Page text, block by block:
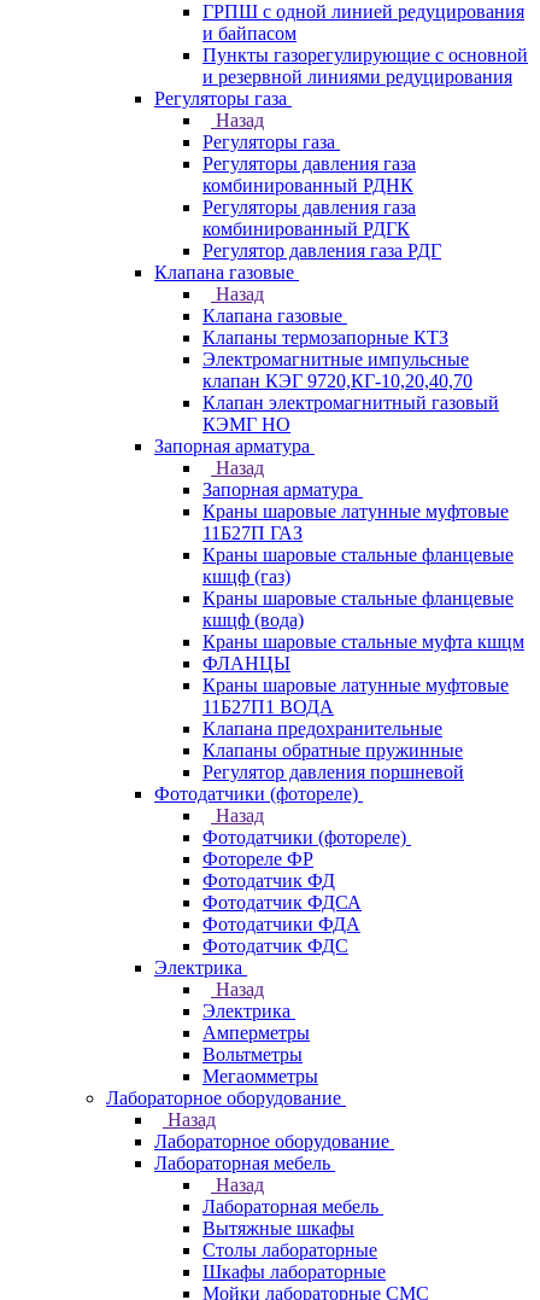
ГРПШ с одной линией редуцирования
и байпасом
Пункты газорегулирующие с основной
и резервной линиями редуцирования
Регуляторы газа
Назад
Регуляторы газа
Регуляторы давления газа
комбинированный РДНК
Регуляторы давления газа
комбинированный РДГК
Регулятор давления газа РДГ
Клапана газовые
Назад
Клапана газовые
Клапаны термозапорные КТЗ
Электромагнитные импульсные
клапан КЭГ 9720,КГ-10,20,40,70
Клапан электромагнитный газовый
КЭМГ НО
Запорная арматура
Назад
Запорная арматура
Краны шаровые латунные муфтовые
11Б27П ГАЗ
Краны шаровые стальные фланцевые
кшцф (газ)
Краны шаровые стальные фланцевые
кшцф (вода)
Краны шаровые стальные муфта кшцм
ФЛАНЦЫ
Краны шаровые латунные муфтовые
11Б27П1 ВОДА
Клапана предохранительные
Клапаны обратные пружинные
Регулятор давления поршневой
Фотодатчики (фотореле)
Назад
Фотодатчики (фотореле)
Фотореле ФР
Фотодатчик ФД
Фотодатчик ФДСА
Фотодатчики ФДА
Фотодатчик ФДС
Электрика
Назад
Электрика
Амперметры
Вольтметры
Мегаомметры
Лабораторное оборудование
Назад
Лабораторное оборудование
Лабораторная мебель
Назад
Лабораторная мебель
Вытяжные шкафы
Столы лабораторные
Шкафы лабораторные
Мойки лабораторные СМС